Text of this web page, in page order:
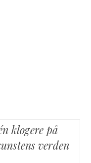
klogere på
verden